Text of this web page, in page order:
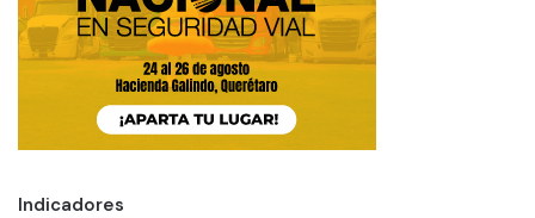
Indicadores